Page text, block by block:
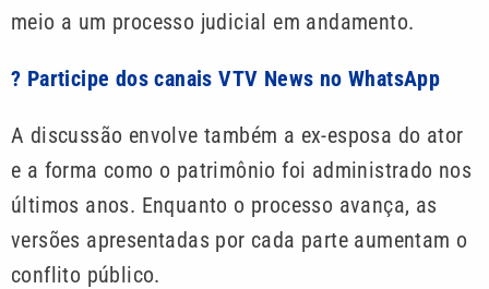
meio a um processo judicial em andamento.
? Participe dos canais VTV News no WhatsApp
A discussão envolve também a ex-esposa do ator
e a forma como o patrimônio foi administrado nos
últimos anos. Enquanto o processo avança, as
versões apresentadas por cada parte aumentam o
conflito público.